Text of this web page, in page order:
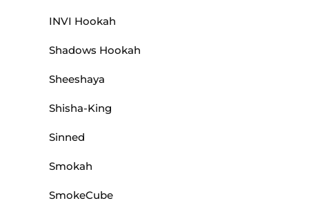
INVI Hookah
Shadows Hookah
Sheeshaya
Shisha-King
Sinned
Smokah
SmokeCube